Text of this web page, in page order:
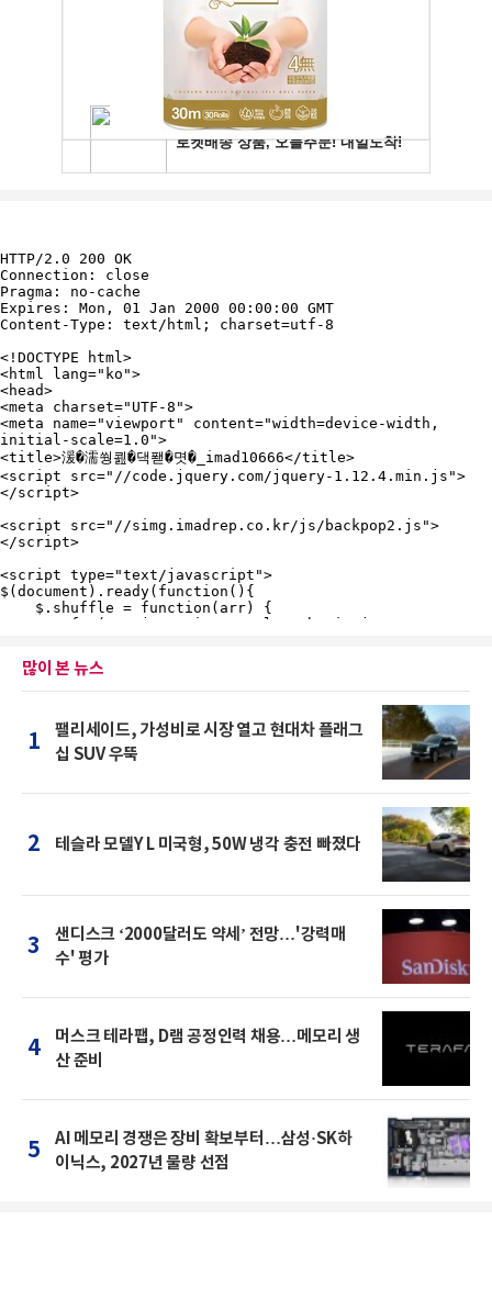
많이 본 뉴스
1
팰리세이드, 가성비로 시장 열고 현대차 플래그
십 SUV 우뚝
2 테슬라 모델Y L 미국형, 50W 냉각 충전 빠졌다
3
샌디스크 ‘2000달러도 약세’ 전망…'강력매
수' 평가
4
머스크 테라팹, D램 공정인력 채용…메모리 생
산 준비
5
AI 메모리 경쟁은 장비 확보부터…삼성·SK하
이닉스, 2027년 물량 선점